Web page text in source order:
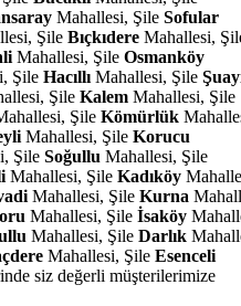
Mahallesi, Şile Sofular
Şile Bıçkıdere Mahallesi,
Mahallesi, Şile Osmanköy
Şile Hacıllı Mahallesi, Şile
Şile Kalem Mahallesi, Şile
Şile Kömürlük
Mahallesi, Şile Korucu
Şile Soğullu Mahallesi, Şile
Mahallesi, Şile Kadıköy
Mahallesi, Şile Kurna
Mahallesi, Şile İsaköy
Mahallesi, Şile Darlık
Mahallesi, Şile Esenceli
siz değerli müşterilerimize